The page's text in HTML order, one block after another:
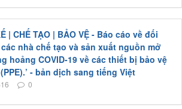
| CHẾ TẠO | BẢO VỆ - Báo cáo về đối
nhà chế tạo và sản xuất nguồn mở
hoảng COVID-19 về các thiết bị bảo vệ
- bản dịch sang tiếng Việt
0